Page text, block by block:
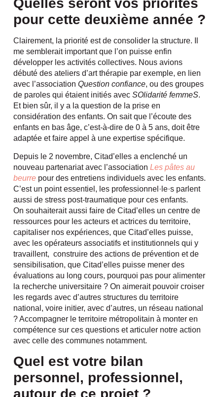
Quelles seront vos priorités
pour cette deuxième année ?
Clairement, la priorité est de consolider la structure. Il
me semblerait important que l’on puisse enfin
développer les activités collectives. Nous avions
débuté des ateliers d’art thérapie par exemple, en lien
avec l’association Question confiance, ou des groupes
de paroles qui étaient initiés avec SOlidarité femmeS.
Et bien sûr, il y a la question de la prise en
considération des enfants. On sait que l’écoute des
enfants en bas âge, c’est-à-dire de 0 à 5 ans, doit être
adaptée et faire appel à une expertise spécifique.
Depuis le 2 novembre, Citad’elles a enclenché un
nouveau partenariat avec l’association Les pâtes au
beurrepour des entretiens individuels avec les enfants.
C’est un point essentiel, les professionnel·le·s parlent
aussi de stress post-traumatique pour ces enfants.
On souhaiterait aussi faire de Citad’elles un centre de
ressources pour les acteurs et actrices du territoire,
capitaliser nos expériences, que Citad’elles puisse,
avec les opérateurs associatifs et institutionnels qui y
travaillent, construire des actions de prévention et de
sensibilisation, que Citad’elles puisse mener des
évaluations au long cours, pourquoi pas pour alimenter
la recherche universitaire ? On aimerait pouvoir croiser
les regards avec d’autres structures du territoire
national, voire initier, avec d’autres, un réseau national
? Accompagner le territoire métropolitain à monter en
compétence sur ces questions et articuler notre action
avec celle des communes notamment.
Quel est votre bilan
personnel, professionnel,
autour de ce projet ?